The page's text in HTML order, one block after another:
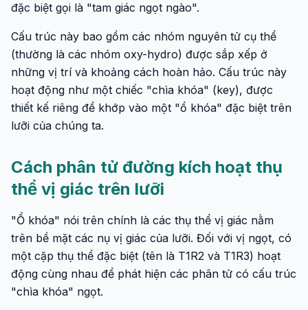
đặc biệt gọi là "tam giác ngọt ngào".
Cấu trúc này bao gồm các nhóm nguyên tử cụ thể
(thường là các nhóm oxy-hydro) được sắp xếp ở
những vị trí và khoảng cách hoàn hảo. Cấu trúc này
hoạt động như một chiếc "chìa khóa" (key), được
thiết kế riêng để khớp vào một "ổ khóa" đặc biệt trên
lưỡi của chúng ta.
Cách phân tử đường kích hoạt thụ
thể vị giác trên lưỡi
"Ổ khóa" nói trên chính là các thụ thể vị giác nằm
trên bề mặt các nụ vị giác của lưỡi. Đối với vị ngọt, có
một cặp thụ thể đặc biệt (tên là T1R2 và T1R3) hoạt
động cùng nhau để phát hiện các phân tử có cấu trúc
"chìa khóa" ngọt.